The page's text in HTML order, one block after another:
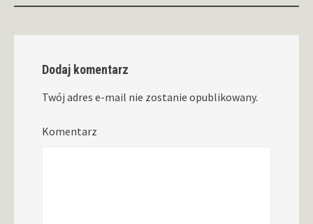
Dodaj komentarz
Twój adres e-mail nie zostanie opublikowany.
Komentarz